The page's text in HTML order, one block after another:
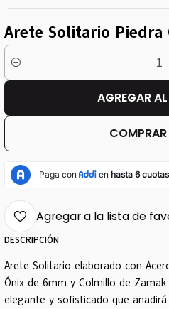
Arete Solitario
Cantidad
AGREGAR
Agregar a la lista de
DESCRIPCIÓN
Arete Solitario elaborado con
Ónix de 6mm y Colmillo de
elegante y sofisticado que